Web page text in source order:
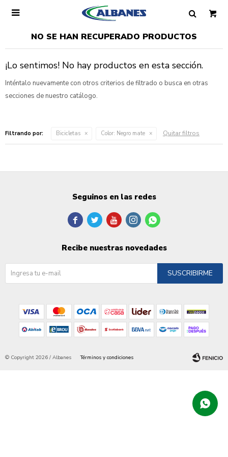

NO SE HAN RECUPERADO PRODUCTOS
¡Lo sentimos! No hay productos en esta sección.
Inténtalo nuevamente con otros criterios de filtrado o busca en otras
secciones de nuestro catálogo.
Filtrando por: Bicicletas Color: Negro mate Quitar filtros
Seguinos en las redes
    
Recibe nuestras novedades
SUSCRIBIRME
© Copyright 2026 / Albanes Términos y condiciones